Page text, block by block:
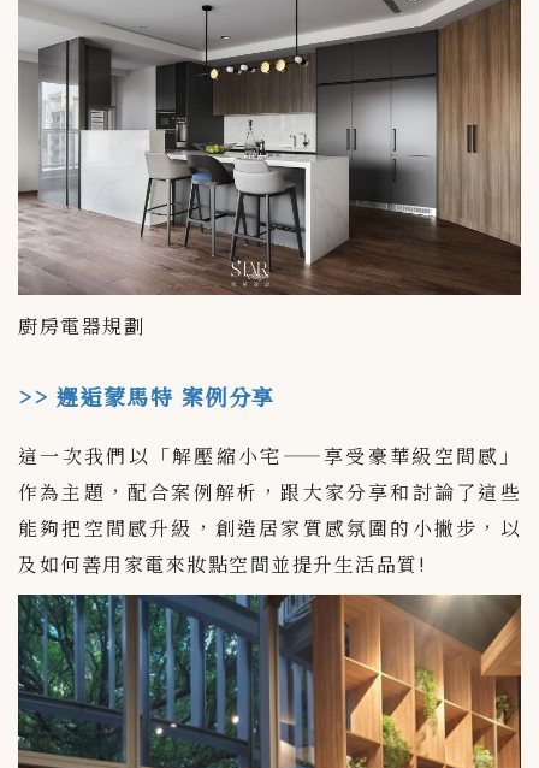
廚房電器規劃
>> 邂逅蒙馬特 案例分享
這一次我們以「解壓縮小宅——享受豪華級空間感」
作為主題，配合案例解析，跟大家分享和討論了這些
能夠把空間感升級，創造居家質感氛圍的小撇步，以
及如何善用家電來妝點空間並提升生活品質!